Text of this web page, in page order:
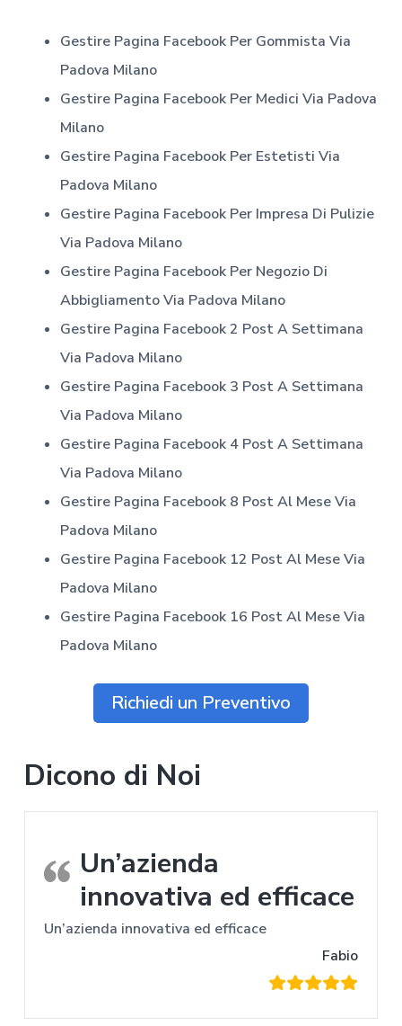
Gestire Pagina Facebook Per Gommista Via
Padova Milano
Gestire Pagina Facebook Per Medici Via Padova
Milano
Gestire Pagina Facebook Per Estetisti Via
Padova Milano
Gestire Pagina Facebook Per Impresa Di Pulizie
Via Padova Milano
Gestire Pagina Facebook Per Negozio Di
AbbigliamentoVia Padova Milano
Gestire Pagina Facebook 2 Post A Settimana
Via Padova Milano
Gestire Pagina Facebook 3 Post A Settimana
Via Padova Milano
Gestire Pagina Facebook 4 Post A Settimana
Via Padova Milano
Gestire Pagina Facebook 8 Post Al MeseVia
Padova Milano
Gestire Pagina Facebook 12 Post Al MeseVia
Padova Milano
Gestire Pagina Facebook 16 Post Al MeseVia
Padova Milano
Richiedi un Preventivo
Dicono di Noi
Un’azienda
innovativa ed efficace
Un’azienda innovativa ed efficace
Fabio